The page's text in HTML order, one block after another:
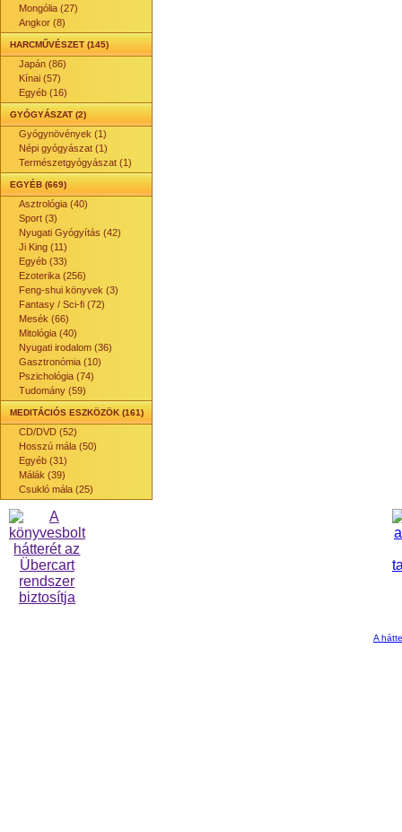
Mongólia (27)
Angkor (8)
HARCMŰVÉSZET (145)
Japán (86)
Kínai (57)
Egyéb (16)
GYÓGYÁSZAT (2)
Gyógynövények (1)
Népi gyógyászat (1)
Természetgyógyászat (1)
EGYÉB (669)
Asztrológia (40)
Sport (3)
Nyugati Gyógyítás (42)
Ji King (11)
Egyéb (33)
Ezoterika (256)
Feng-shui könyvek (3)
Fantasy / Sci-fi (72)
Mesék (66)
Mitológia (40)
Nyugati irodalom (36)
Gasztronómia (10)
Pszichológia (74)
Tudomány (59)
MEDITÁCIÓS ESZKÖZÖK (161)
CD/DVD (52)
Hosszú mála (50)
Egyéb (31)
Málák (39)
Csukló mála (25)
A